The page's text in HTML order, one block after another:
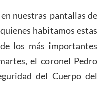
nuestras pantallas de
habitamos estas
los más importantes
el coronel Pedro
del Cuerpo del